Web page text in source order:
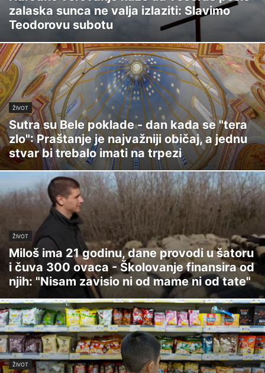
zalaska sunca ne valja izlaziti: Slavimo
Teodorovu subotu
ŽIVOT
Sutra su Bele poklade - dan kada se "tera
zlo": Praštanje je najvažniji običaj, a jednu
stvar bi trebalo imati na trpezi
ŽIVOT
Miloš ima 21 godinu, dane provodi u šatoru
i čuva 300 ovaca - Školovanje finansira od
njih: "Nisam zavisio ni od mame ni od tate"
ŽIVOT